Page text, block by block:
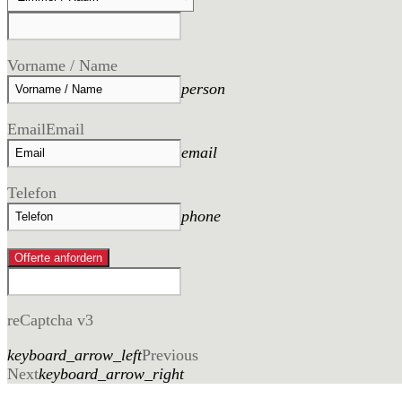
Vorname / Name
person
EmailEmail
email
Telefon
phone
Offerte anfordern
reCaptcha v3
keyboard_arrow_leftPrevious
Nextkeyboard_arrow_right